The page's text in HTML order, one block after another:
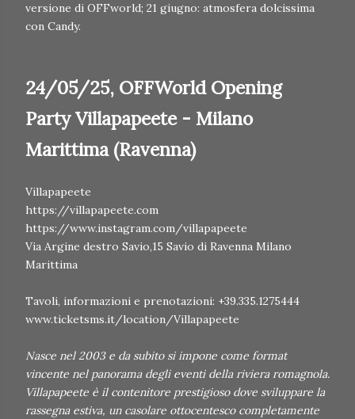
versione di OFFworld; 21 giugno: atmosfera dolcissima
con Candy.
24/05/25, OFFWorld Opening
Party Villapapeete - Milano
Marittima (Ravenna)
Villapapeete
https://villapapeete.com
https://www.instagram.com/villapapeete
Via Argine destro Savio,15 Savio di Ravenna Milano
Marittima
Tavoli, informazioni e prenotazioni: +39.335.1275444
www.ticketsms.it/location/Villapapeete
Nasce nel 2003 e da subito si impone come format
vincente nel panorama degli eventi della riviera romagnola.
Villapapeete è il contenitore prestigioso dove sviluppare la
rassegna estiva, un casolare ottocentesco completamente